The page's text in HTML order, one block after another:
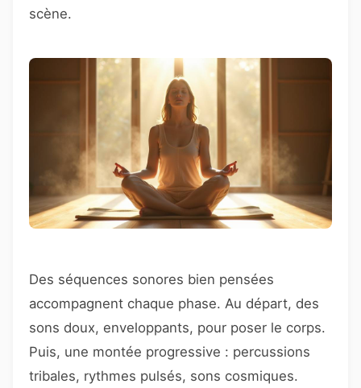
scène.
Des séquences sonores bien pensées
accompagnent chaque phase. Au départ, des
sons doux, enveloppants, pour poser le corps.
Puis, une montée progressive : percussions
tribales, rythmes pulsés, sons cosmiques.